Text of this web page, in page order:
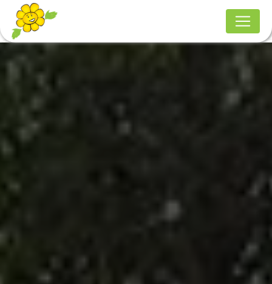
Panneau de gestion des cookies